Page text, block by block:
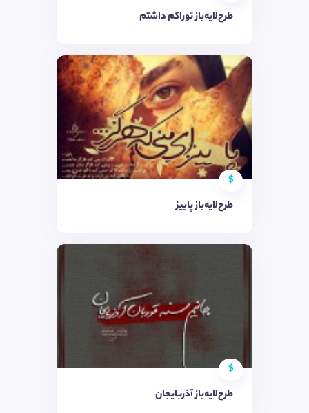
طرح‌لایه‌باز توراکم داشتم
$
طرح‌لایه‌باز پاییز
$
طرح‌لایه‌باز آذربایجان